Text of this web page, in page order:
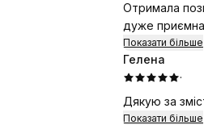
Отримала позитивне
дуже приємна
Показати більше
Гелена
·
Дякую за
Показати більше